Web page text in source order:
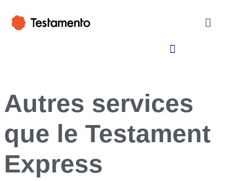
Autres services
que le Testament
Express